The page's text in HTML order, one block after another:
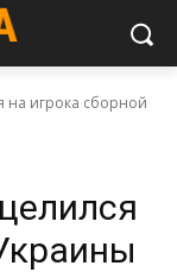
на игрока сборной